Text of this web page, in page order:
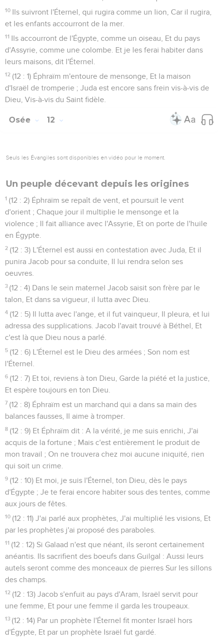
10 Ils suivront l'Éternel, qui rugira comme un lion, Car il rugira,
et les enfants accourront de la mer.
11 Ils accourront de l'Égypte, comme un oiseau, Et du pays
d'Assyrie, comme une colombe. Et je les ferai habiter dans
leurs maisons, dit l'Éternel.
12 (12 : 1) Éphraïm m'entoure de mensonge, Et la maison
d'Israël de tromperie ; Juda est encore sans frein vis-à-vis de
Dieu, Vis-à-vis du Saint fidèle.
Osée 12
Seuls les Évangiles sont disponibles en vidéo pour le moment.
Un peuple décevant depuis les origines
1 (12 : 2) Éphraïm se repaît de vent, et poursuit le vent
d'orient ; Chaque jour il multiplie le mensonge et la
violence ; Il fait alliance avec l'Assyrie, Et on porte de l'huile
en Égypte.
2 (12 : 3) L'Éternel est aussi en contestation avec Juda, Et il
punira Jacob pour sa conduite, Il lui rendra selon ses
oeuvres.
3 (12 : 4) Dans le sein maternel Jacob saisit son frère par le
talon, Et dans sa vigueur, il lutta avec Dieu.
4 (12 : 5) Il lutta avec l'ange, et il fut vainqueur, Il pleura, et lui
adressa des supplications. Jacob l'avait trouvé à Béthel, Et
c'est là que Dieu nous a parlé.
5 (12 : 6) L'Éternel est le Dieu des armées ; Son nom est
l'Éternel.
6 (12 : 7) Et toi, reviens à ton Dieu, Garde la piété et la justice,
Et espère toujours en ton Dieu.
7 (12 : 8) Éphraïm est un marchand qui a dans sa main des
balances fausses, Il aime à tromper.
8 (12 : 9) Et Éphraïm dit : A la vérité, je me suis enrichi, J'ai
acquis de la fortune ; Mais c'est entièrement le produit de
mon travail ; On ne trouvera chez moi aucune iniquité, rien
qui soit un crime.
9 (12 : 10) Et moi, je suis l'Éternel, ton Dieu, dès le pays
d'Égypte ; Je te ferai encore habiter sous des tentes, comme
aux jours de fêtes.
10 (12 : 11) J'ai parlé aux prophètes, J'ai multiplié les visions, Et
par les prophètes j'ai proposé des paraboles.
11 (12 : 12) Si Galaad n'est que néant, ils seront certainement
anéantis. Ils sacrifient des boeufs dans Guilgal : Aussi leurs
autels seront comme des monceaux de pierres Sur les sillons
des champs.
12 (12 : 13) Jacob s'enfuit au pays d'Aram, Israël servit pour
une femme, Et pour une femme il garda les troupeaux.
13 (12 : 14) Par un prophète l'Éternel fit monter Israël hors
d'Égypte, Et par un prophète Israël fut gardé.